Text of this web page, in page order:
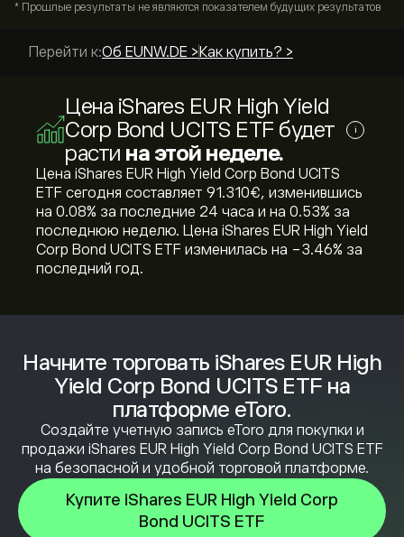
Начните торговать iShares EUR High
Yield Corp Bond UCITS ETF на
платформе eToro.
Создайте учетную запись eToro для покупки и
продажи iShares EUR High Yield Corp Bond UCITS ETF
на безопасной и удобной торговой платформе.
Купите iShares EUR High Yield Corp
Bond UCITS ETF
* Прошлые результаты не являются показателем будущих результатов
Перейти к:Об EUNW.DE > Как купить? >
Цена iShares EUR High Yield
Corp Bond UCITS ETF будет
расти на этой неделе.
i
Цена iShares EUR High Yield Corp Bond UCITS
ETF сегодня составляет 91.310‎€‎, изменившись
на ‎0.08‎% за последние 24 часа и на ‎0.53‎% за
последнюю неделю. Цена iShares EUR High Yield
Corp Bond UCITS ETF изменилась на ‎-3.46‎% за
последний год.